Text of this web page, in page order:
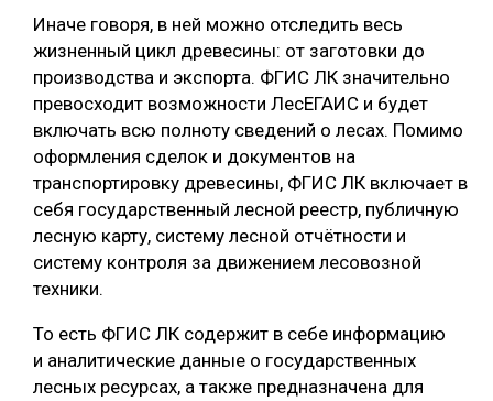
Иначе говоря, в ней можно отследить весь
жизненный цикл древесины: от заготовки до
производства и экспорта. ФГИС ЛК значительно
превосходит возможности ЛесЕГАИС и будет
включать всю полноту сведений о лесах. Помимо
оформления сделок и документов на
транспортировку древесины, ФГИС ЛК включает в
себя государственный лесной реестр, публичную
лесную карту, систему лесной отчётности и
систему контроля за движением лесовозной
техники.
То есть ФГИС ЛК содержит в себе информацию
и аналитические данные о государственных
лесных ресурсах, а также предназначена для